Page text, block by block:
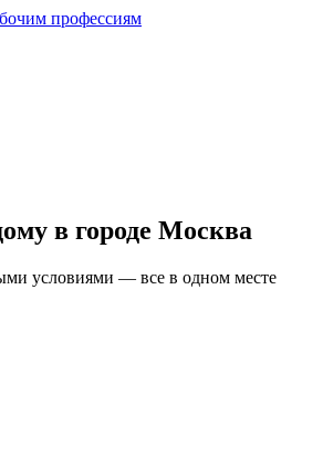
профессиям
в городе Москва
условиями — все в одном месте